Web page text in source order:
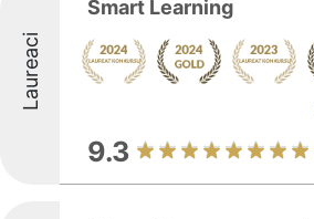
Laureaci
Smart Learning
9.3